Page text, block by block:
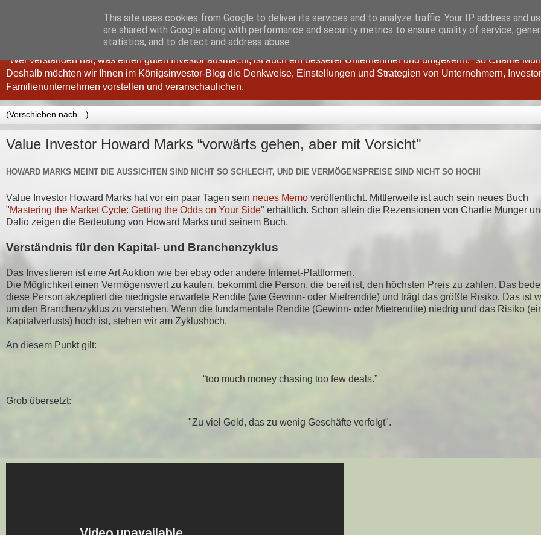
Königsinvestor
"Wer verstanden hat, was einen guten Investor ausmacht, ist auch ein besserer Unternehmer und umgekehrt." so Charlie
Deshalb möchten wir Ihnen im Königsinvestor-Blog die Denkweise, Einstellungen und Strategien von Unternehmern,
Familienunternehmen vorstellen und veranschaulichen.
Value Investor Howard Marks “vorwärts gehen, aber mit Vorsicht"
HOWARD MARKS MEINT DIE AUSSICHTEN SIND NICHT SO SCHLECHT, UND DIE VERMÖGENSPREISE SIND NICHT SO HOCH!
Value Investor Howard Marks hat vor ein paar Tagen sein neues Memo veröffentlicht. Mittlerweile ist auch sein neues Buch
"Mastering the Market Cycle: Getting the Odds on Your Side" erhältlich. Schon allein die Rezensionen von Charlie Munger
Dalio zeigen die Bedeutung von Howard Marks und seinem Buch.
Verständnis für den Kapital- und Branchenzyklus
Das Investieren ist eine Art Auktion wie bei ebay oder andere Internet-Plattformen.
Die Möglichkeit einen Vermögenswert zu kaufen, bekommt die Person, die bereit ist, den höchsten Preis zu zahlen. Das
diese Person akzeptiert die niedrigste erwartete Rendite (wie Gewinn- oder Mietrendite) und trägt das größte Risiko. Das ist
um den Branchenzyklus zu verstehen. Wenn die fundamentale Rendite (Gewinn- oder Mietrendite) niedrig und das Risiko
Kapitalverlusts) hoch ist, stehen wir am Zyklushoch.
An diesem Punkt gilt:
“too much money chasing too few deals.”
Grob übersetzt:
"Zu viel Geld, das zu wenig Geschäfte verfolgt".
This site uses cookies from Google to deliver its services and to analyze traffic. Your IP address and
are shared with Google along with performance and security metrics to ensure quality of service,
statistics, and to detect and address abuse.